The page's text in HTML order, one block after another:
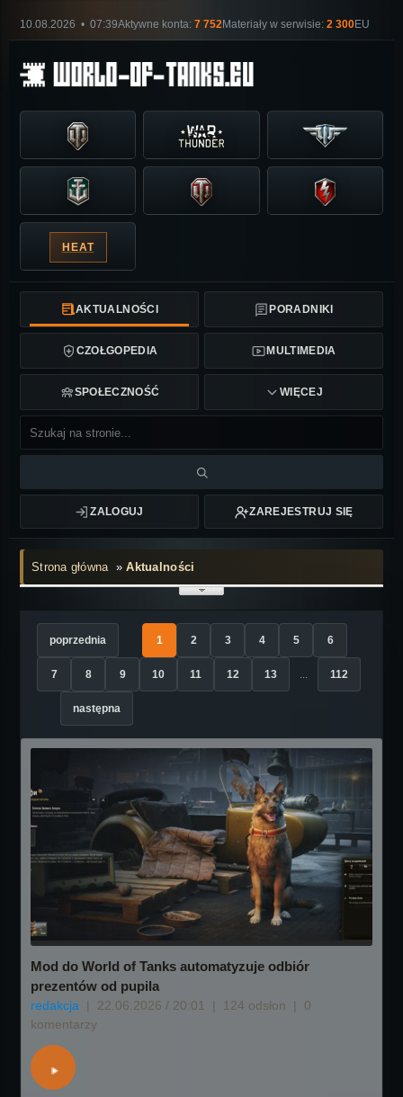
10.08.2026 • 07:39Aktywne konta: 7 752Materiały w serwisie: 2 300EU
HEAT
AKTUALNOŚCI PORADNIKI
CZOŁGOPEDIA MULTIMEDIA
SPOŁECZNOŚĆ WIĘCEJ
ZALOGUJ ZAREJESTRUJ SIĘ
Strona główna»Aktualności
poprzednia 1 2 3 4 5 6
7 8 9 10 11 12 13 ... 112
następna
Mod do World of Tanks automatyzuje odbiór
prezentów od pupila
redakcja | 22.06.2026 / 20:01 | 124 odsłon |
0
komentarzy